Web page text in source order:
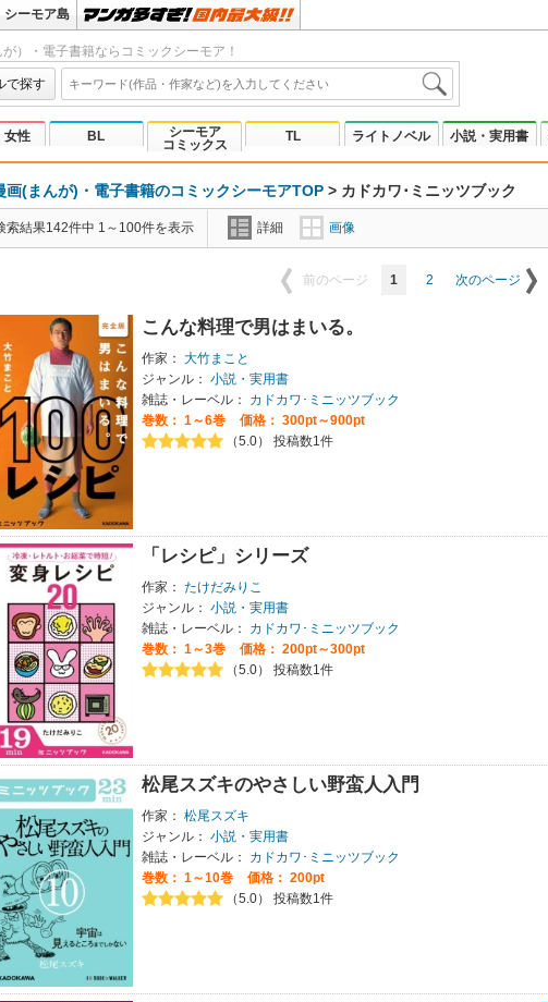
シーモア島
）・電子書籍ならコミックシーモア！
で探す
女性 BL
シーモア
コミックス
TL ライトノベル 小説・実用書
画(まんが)・電子書籍のコミックシーモアTOP > カドカワ･ミニッツブック
索結果142件中 1～100件を表示 詳細 画像
前のページ 1 2 次のページ
こんな料理で男はまいる。
作家： 大竹まこと
ジャンル： 小説・実用書
雑誌・レーベル：
カドカワ･ミニッツブック
巻数： 1～6巻
価格： 300pt～900pt
（5.0） 投稿数1件
「レシピ」シリーズ
作家： たけだみりこ
ジャンル： 小説・実用書
雑誌・レーベル：
カドカワ･ミニッツブック
巻数： 1～3巻
価格： 200pt～300pt
（5.0） 投稿数1件
松尾スズキのやさしい野蛮人入門
作家： 松尾スズキ
ジャンル： 小説・実用書
雑誌・レーベル：
カドカワ･ミニッツブック
巻数： 1～10巻
価格： 200pt
（5.0） 投稿数1件